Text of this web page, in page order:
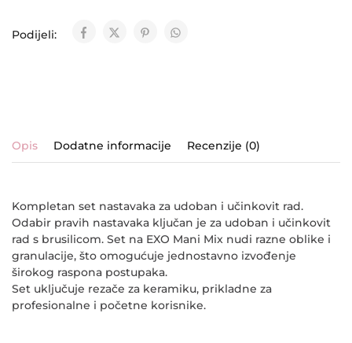
Podijeli:
Opis Dodatne informacije Recenzije (0)
Kompletan set nastavaka za udoban i učinkovit rad.
Odabir pravih nastavaka ključan je za udoban i učinkovit
rad s brusilicom. Set na EXO Mani Mix nudi razne oblike i
granulacije, što omogućuje jednostavno izvođenje
širokog raspona postupaka.
Set uključuje rezače za keramiku, prikladne za
profesionalne i početne korisnike.